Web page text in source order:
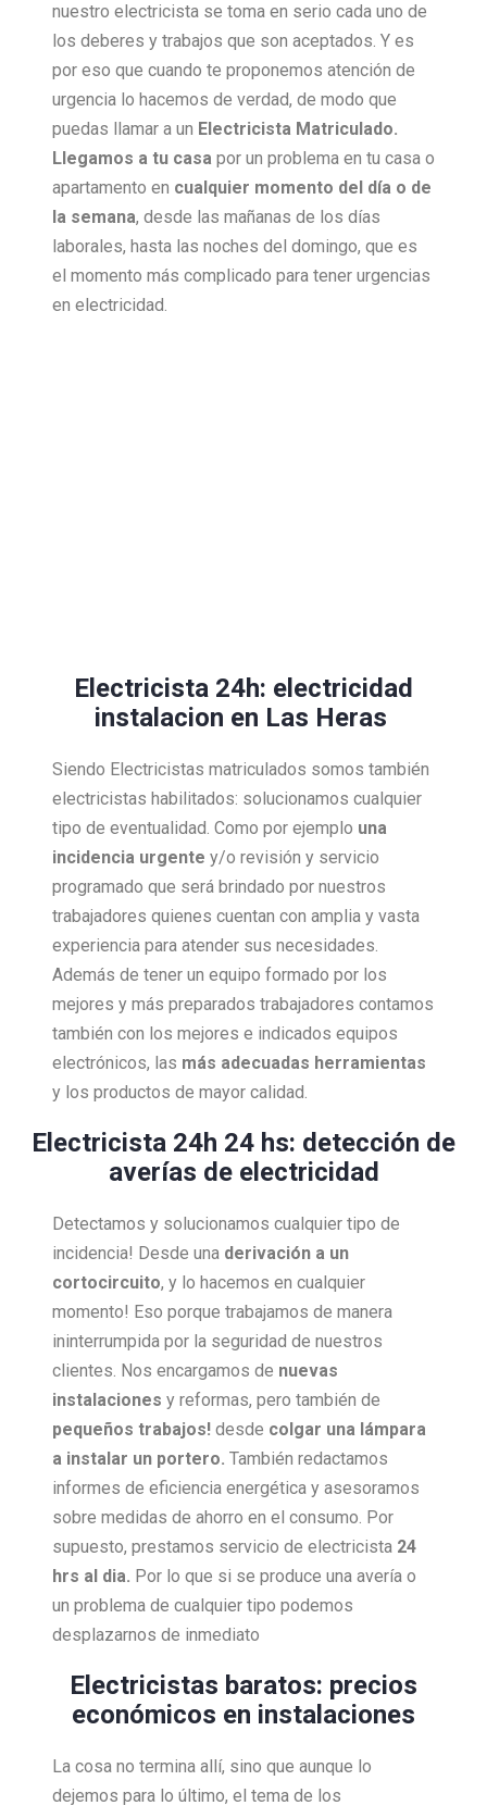
nuestro electricista se toma en serio cada uno de
los deberes y trabajos que son aceptados. Y es
por eso que cuando te proponemos atención de
urgencia lo hacemos de verdad, de modo que
puedas llamar a un Electricista Matriculado.
Llegamos a tu casa por un problema en tu casa o
apartamento en cualquier momento del día o de
la semana, desde las mañanas de los días
laborales, hasta las noches del domingo, que es
el momento más complicado para tener urgencias
en electricidad.
Electricista 24h: electricidad
instalacion en Las Heras
Siendo Electricistas matriculados somos también
electricistas habilitados: solucionamos cualquier
tipo de eventualidad. Como por ejemplo una
incidencia urgente y/o revisión y servicio
programado que será brindado por nuestros
trabajadores quienes cuentan con amplia y vasta
experiencia para atender sus necesidades.
Además de tener un equipo formado por los
mejores y más preparados trabajadores contamos
también con los mejores e indicados equipos
electrónicos, las más adecuadas herramientas
y los productos de mayor calidad.
Electricista 24h 24 hs: detección de
averías de electricidad
Detectamos y solucionamos cualquier tipo de
incidencia! Desde una derivación a un
cortocircuito, y lo hacemos en cualquier
momento! Eso porque trabajamos de manera
ininterrumpida por la seguridad de nuestros
clientes. Nos encargamos de nuevas
instalaciones y reformas, pero también de
pequeños trabajos! desde colgar una lámpara
a instalar un portero. También redactamos
informes de eficiencia energética y asesoramos
sobre medidas de ahorro en el consumo. Por
supuesto, prestamos servicio de electricista 24
hrs al dia. Por lo que si se produce una avería o
un problema de cualquier tipo podemos
desplazarnos de inmediato
Electricistas baratos: precios
económicos en instalaciones
La cosa no termina allí, sino que aunque lo
dejemos para lo último, el tema de los